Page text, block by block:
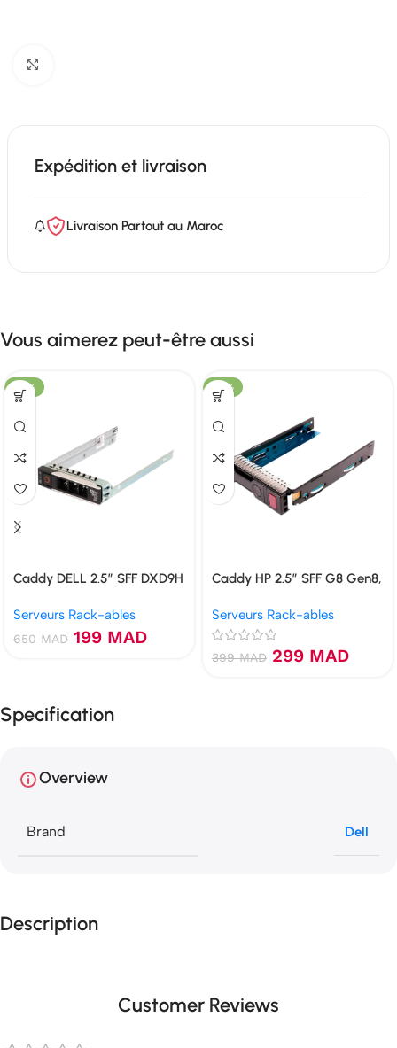
Expédition et livraison
Livraison Partout au Maroc
Vous aimerez peut-être aussi
-69%
Caddy DELL 2.5″ SFF DXD9H
Serveurs Rack-ables
650MAD 199 MAD
-25%
Caddy HP 2.5″ SFF G8 Gen8,
Serveurs Rack-ables
399MAD 299 MAD
Specification
Overview
Brand Dell
Description
Customer Reviews